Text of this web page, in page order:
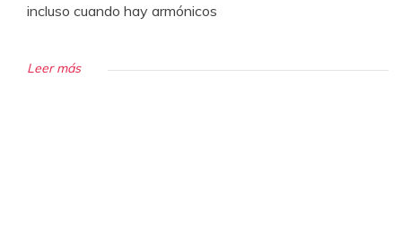
incluso cuando hay armónicos
Leer más